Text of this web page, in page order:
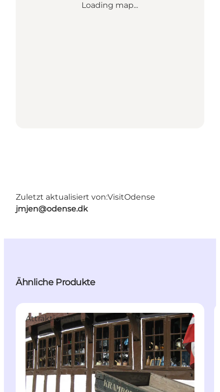
Loading map...
Zuletzt aktualisiert von:VisitOdense
jmjen@odense.dk
Ähnliche Produkte
Attraktionen